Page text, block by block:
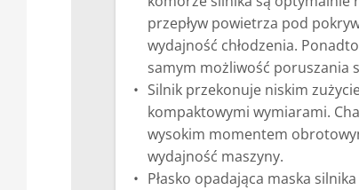
przepływ powietrza pod
wydajność chłodzenia.
samym możliwość poruszania
Silnik przekonuje niskim
kompaktowymi wymiarami.
wysokim momentem
wydajność maszyny.
Płasko opadająca maska